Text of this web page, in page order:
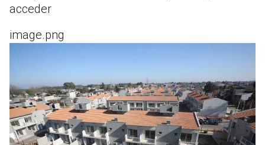
acceder
image.png